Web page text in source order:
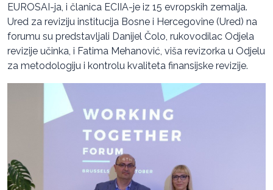
EUROSAI-ja, i članica ECIIA-je iz 15 evropskih zemalja.
Ured za reviziju institucija Bosne i Hercegovine (Ured) na
forumu su predstavljali Danijel Čolo, rukovodilac Odjela
revizije učinka, i Fatima Mehanović, viša revizorka u Odjelu
za metodologiju i kontrolu kvaliteta finansijske revizije.